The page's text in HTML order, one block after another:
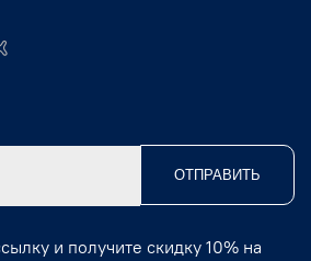
ОТПРАВИТЬ
и получите скидку 10% на